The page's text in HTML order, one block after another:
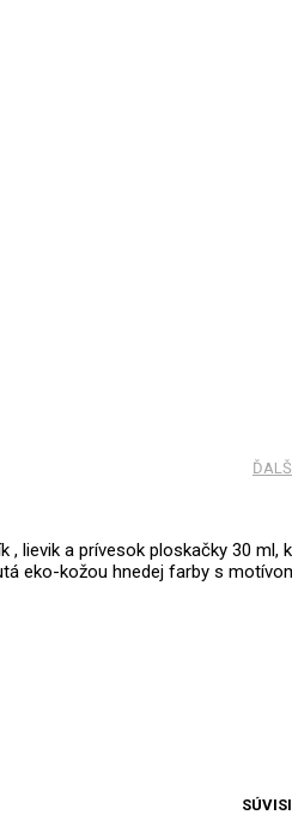
lievik a prívesok ploskačky 30
eko-kožou hnedej farby s